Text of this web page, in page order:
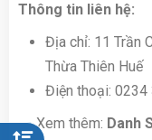
Thông tin liên hệ:
Địa chỉ: 11 Trần
Thừa Thiên Huế
Điện thoại: 0234
Xem thêm: Danh